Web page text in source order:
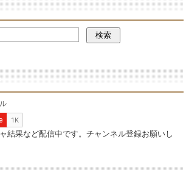
結果など配信中です。チャンネル登録お願いし